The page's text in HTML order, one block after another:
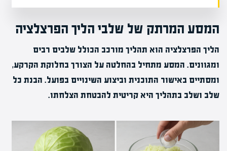
המסע המרתק של שלבי הליך הפרצלציה
הליך הפרצלציה הוא תהליך מורכב הכולל שלבים רבים
ומגוונים. המסע מתחיל בהחלטה על הצורך בחלוקת הקרקע,
ומסתיים באישור התוכנית וביצוע השינויים בפועל. הבנת כל
שלב ושלב בתהליך היא קריטית להבטחת הצלחתו.